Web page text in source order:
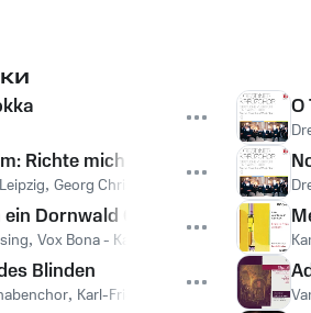
Richte mich, Gott
, Georg Christoph Biller Феликс
Dornwald Ging
, Vox Bona - Kammerchor der Kreuzkirche
Blinden
, Karl-Friedrich Beringer
O